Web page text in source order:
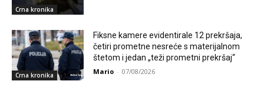
Crna kronika
Crna kronika
Fiksne kamere evidentirale 12 prekršaja,
četiri prometne nesreće s materijalnom
štetom i jedan „teži prometni prekršaj“
Mario - 07/08/2026